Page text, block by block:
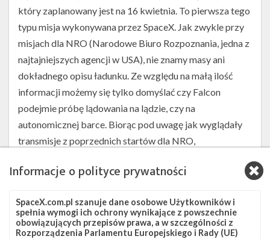
który zaplanowany jest na 16 kwietnia. To pierwsza tego
typu misja wykonywana przez SpaceX. Jak zwykle przy
misjach dla NRO (Narodowe Biuro Rozpoznania, jedna z
najtajniejszych agencji w USA), nie znamy masy ani
dokładnego opisu ładunku. Ze względu na małą ilość
informacji możemy się tylko domyślać czy Falcon
podejmie próbę lądowania na lądzie, czy na
autonomicznej barce. Biorąc pod uwagę jak wyglądały
transmisje z poprzednich startów dla NRO,
oraz późniejszej fazy lotu.
ładunkiem, satelitą telekomunikacyjnym Inmarsat-5 F4.
Ma zostać wyniesiony na geostacjonarną orbitę
Informacje o polityce prywatności
SpaceX.com.pl szanuje dane osobowe Użytkowników i
spełnia wymogi ich ochrony wynikające z powszechnie
obowiązujących przepisów prawa, a w szczególności z
Rozporządzenia Parlamentu Europejskiego i Rady (UE)